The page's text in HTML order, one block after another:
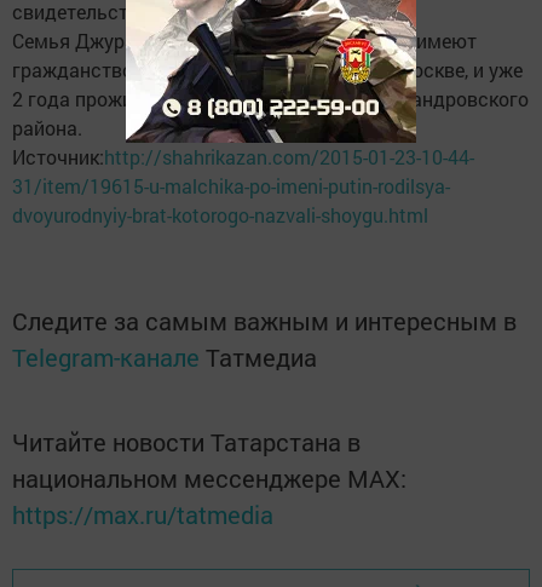
свидетельство ждали из Москвы.
Семья Джураевых родом из Таджикистана, имеют
гражданство РФ, первые пять лет жили в Москве, и уже
2 года проживают в деревне Легково Александровского
района.
Источник:http://shahrikazan.com/2015-01-23-10-44-
31/item/19615-u-malchika-po-imeni-putin-rodilsya-
dvoyurodnyiy-brat-kotorogo-nazvali-shoygu.html
Следите за самым важным и интересным в
Telegram-канале Татмедиа
Читайте новости Татарстана в
национальном мессенджере MАХ:
https://max.ru/tatmedia